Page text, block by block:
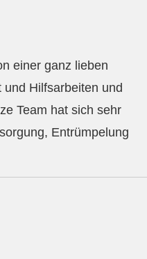
einer ganz lieben
Hilfsarbeiten und
Team hat sich sehr
Entrümpelung